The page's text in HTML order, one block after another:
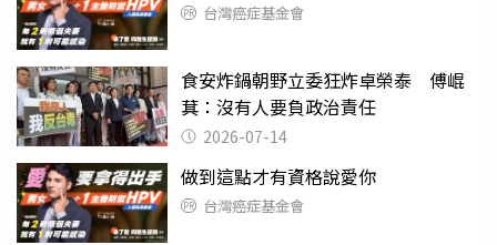
台灣癌症基金會
食安炸鍋朝野立委狂炸卓榮泰 傅崐
萁：沒有人要負政治責任
2026-07-14
做到這點才有資格說愛你
台灣癌症基金會